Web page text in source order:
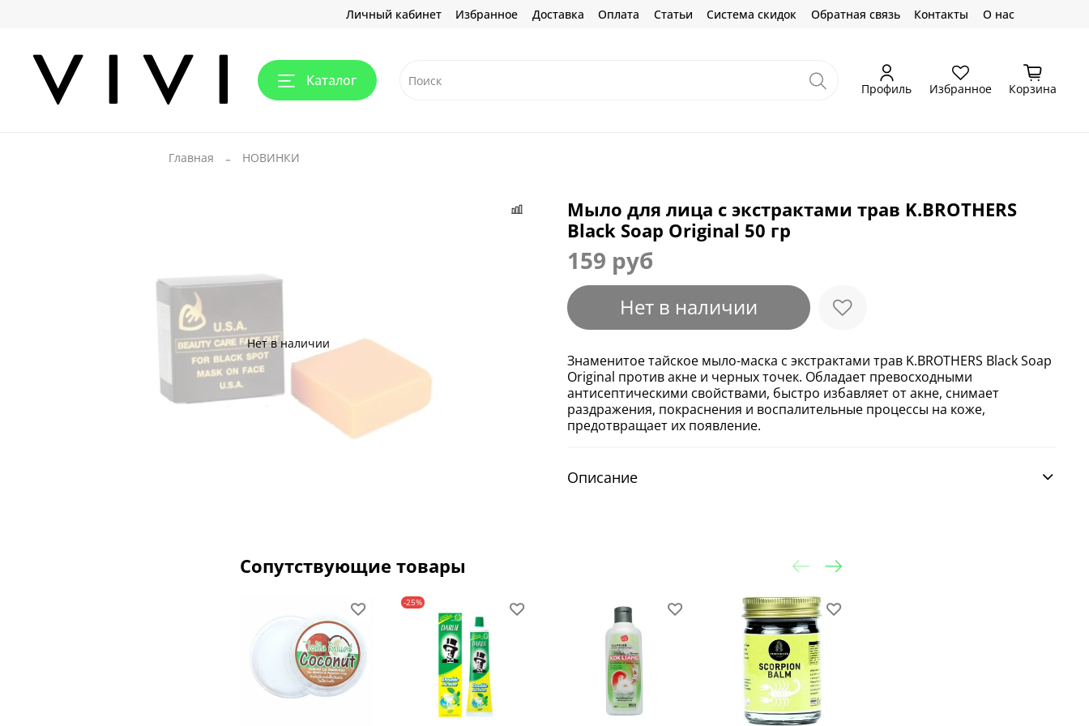
Личный кабинет Избранное Доставка Оплата Статьи Система скидок Обратная связь Контакты О нас
Каталог Профиль Избранное Корзина
Главная НОВИНКИ
Нет в наличии
Мыло для лица с экстрактами трав K.BROTHERS
Black Soap Original 50 гр
159 руб
Нет в наличии
Знаменитое тайское мыло-маска с экстрактами трав K.BROTHERS Black Soap
Original против акне и черных точек. Обладает превосходными
антисептическими свойствами, быстро избавляет от акне, снимает
раздражения, покраснения и воспалительные процессы на коже,
предотвращает их появление.
Описание
Сопутствующие товары
-25%